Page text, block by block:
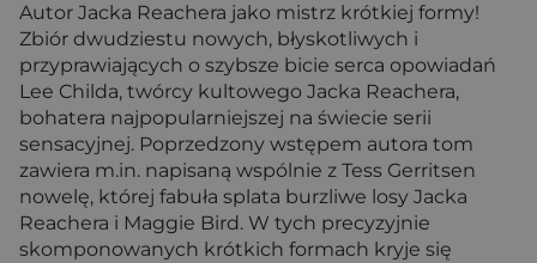
Autor Jacka Reachera jako mistrz krótkiej formy!
Zbiór dwudziestu nowych, błyskotliwych i
przyprawiających o szybsze bicie serca opowiadań
Lee Childa, twórcy kultowego Jacka Reachera,
bohatera najpopularniejszej na świecie serii
sensacyjnej. Poprzedzony wstępem autora tom
zawiera m.in. napisaną wspólnie z Tess Gerritsen
nowelę, której fabuła splata burzliwe losy Jacka
Reachera i Maggie Bird. W tych precyzyjnie
skomponowanych krótkich formach kryje się